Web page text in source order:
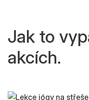
Jak to
akcích.